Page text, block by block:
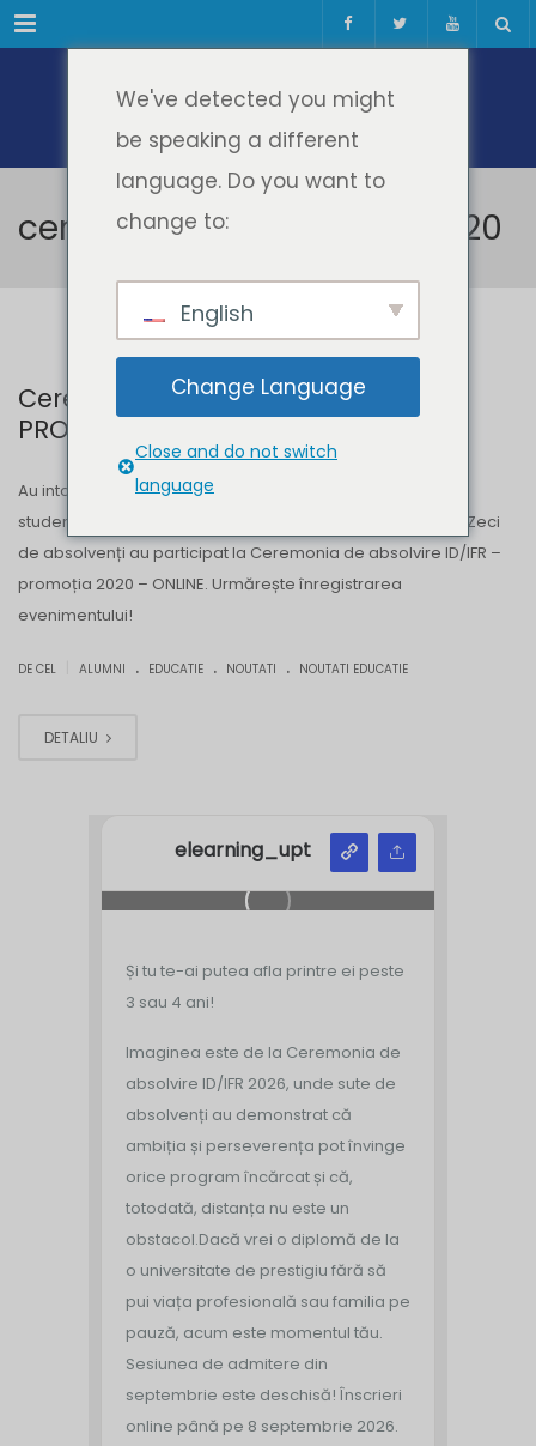
Meniul
ceremonia de absolvire 2020
Ceremonia de absolvire ID/IFR –
PROMOȚIA 2020 – Online
Au intonat „Gaudeamus”, au depănat amintiri din anii de
studenție și și-au luat rămas bun de la colegi și profesori. Zeci
de absolvenți au participat la Ceremonia de absolvire ID/IFR –
promoția 2020 – ONLINE. Urmărește înregistrarea
evenimentului!
DE CEL ALUMNI . EDUCATIE . NOUTATI . NOUTATI EDUCATIE
DETALIU
elearning_upt
Și tu te-ai putea afla printre ei peste
3 sau 4 ani!
Imaginea este de la Ceremonia de
absolvire ID/IFR 2026, unde sute de
absolvenți au demonstrat că
ambiția și perseverența pot învinge
orice program încărcat și că,
totodată, distanța nu este un
obstacol.Dacă vrei o diplomă de la
o universitate de prestigiu fără să
pui viața profesională sau familia pe
pauză, acum este momentul tău.
Sesiunea de admitere din
septembrie este deschisă! Înscrieri
online până pe 8 septembrie 2026.
We've detected you might
be speaking a different
language. Do you want to
change to:
English
Change Language
Close and do not switch
language